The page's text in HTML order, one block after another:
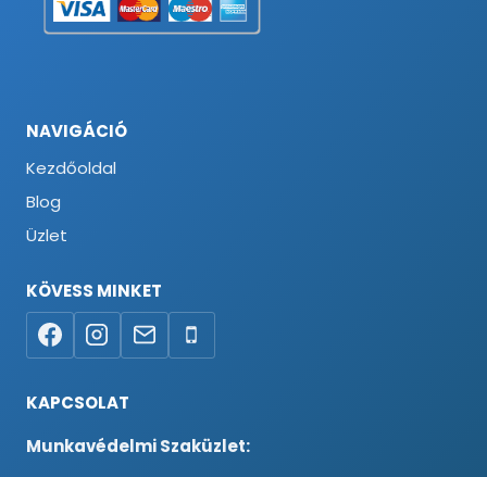
NAVIGÁCIÓ
Kezdőoldal
Blog
Üzlet
KÖVESS MINKET
KAPCSOLAT
Munkavédelmi Szaküzlet: